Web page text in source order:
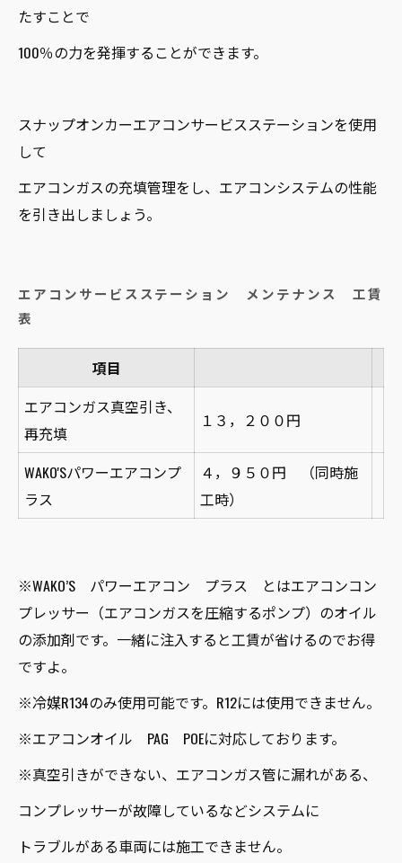
たすことで
100％の力を発揮することができます。
スナップオンカーエアコンサービスステーションを使用
して
エアコンガスの充填管理をし、エアコンシステムの性能
を引き出しましょう。
エアコンサービスステーション メンテナンス 工賃
表
項目
エアコンガス真空引き、
再充填
１３，２００円
WAKO'Sパワーエアコンプ
ラス
４，９５０円 （同時施
工時）
※WAKO’S パワーエアコン プラス とはエアコンコン
プレッサー（エアコンガスを圧縮するポンプ）のオイル
の添加剤です。一緒に注入すると工賃が省けるのでお得
ですよ。
※冷媒R134のみ使用可能です。R12には使用できません。
※エアコンオイル PAG POEに対応しております。
※真空引きができない、エアコンガス管に漏れがある、
コンプレッサーが故障しているなどシステムに
トラブルがある車両には施工できません。